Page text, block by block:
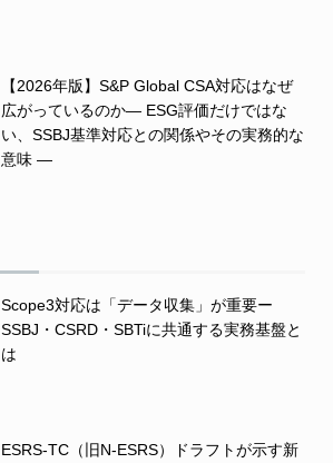
【2026年版】S&P Global CSA対応はなぜ
広がっているのか― ESG評価だけではな
い、SSBJ基準対応との関係やその実務的な
意味 ―
Scope3対応は「データ収集」が重要ー
SSBJ・CSRD・SBTiに共通する実務基盤と
は
ESRS-TC（旧N-ESRS）ドラフトが示す新